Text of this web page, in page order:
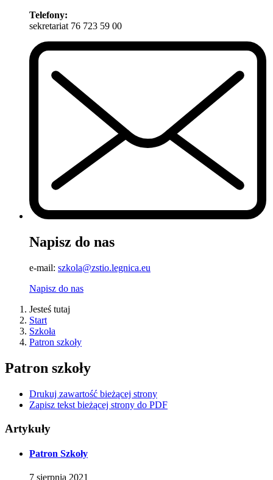
Telefony:
sekretariat 76 723 59 00
Napisz do nas
e-mail: szkola@zstio.legnica.eu
Napisz do nas
Jesteś tutaj
Start
Szkoła
Patron szkoły
Patron szkoły
Drukuj zawartość bieżącej strony
Zapisz tekst bieżącej strony do PDF
Artykuły
Patron Szkoły
7 sierpnia 2021